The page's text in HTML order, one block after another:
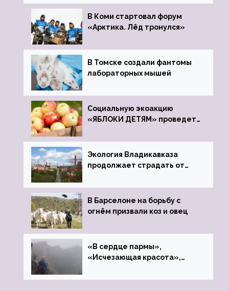
зоопарк
В Коми стартовал форум
«Арктика. Лёд тронулся»
В Томске создали фантомы
лабораторных мышей
Социальную экоакцию
«ЯБЛОКИ ДЕТЯМ» проведет
Экология Владикавказа
продолжает страдать от
В Барселоне на борьбу с
огнём призвали коз и овец
«В сердце пармы»,
«Исчезающая красота»,